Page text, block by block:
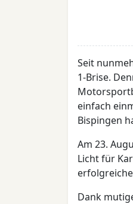
Seit
1-Brise.
einfach
Bispingen
Am 23.
Licht für
erfolgreiche
Dank